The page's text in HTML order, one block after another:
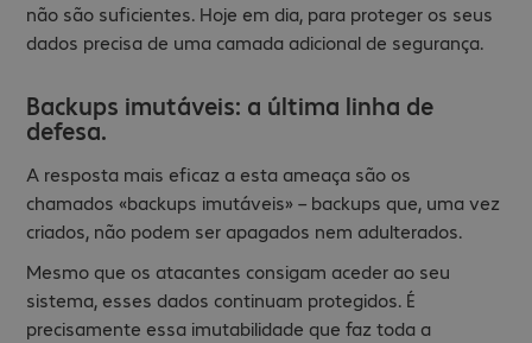
não são suficientes. Hoje em dia, para proteger os seus
dados precisa de uma camada adicional de segurança.
Backups imutáveis: a última linha de
defesa.
A resposta mais eficaz a esta ameaça são os
chamados «backups imutáveis» – backups que, uma vez
criados, não podem ser apagados nem adulterados.
Mesmo que os atacantes consigam aceder ao seu
sistema, esses dados continuam protegidos. É
precisamente essa imutabilidade que faz toda a